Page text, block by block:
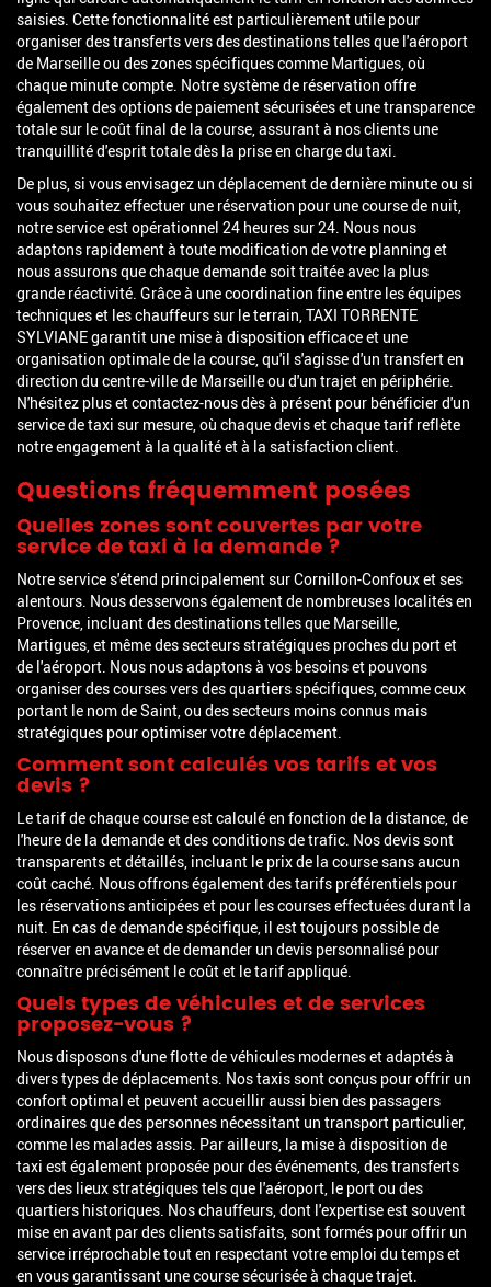
saisies. Cette fonctionnalité est particulièrement utile pour
organiser des transferts vers des destinations telles que l'aéroport
de Marseille ou des zones spécifiques comme Martigues, où
chaque minute compte. Notre système de réservation offre
également des options de paiement sécurisées et une transparence
totale sur le coût final de la course, assurant à nos clients une
tranquillité d'esprit totale dès la prise en charge du taxi.
De plus, si vous envisagez un déplacement de dernière minute ou si
vous souhaitez effectuer une réservation pour une course de nuit,
notre service est opérationnel 24 heures sur 24. Nous nous
adaptons rapidement à toute modification de votre planning et
nous assurons que chaque demande soit traitée avec la plus
grande réactivité. Grâce à une coordination fine entre les équipes
techniques et les chauffeurs sur le terrain, TAXI TORRENTE
SYLVIANE garantit une mise à disposition efficace et une
organisation optimale de la course, qu'il s'agisse d'un transfert en
direction du centre-ville de Marseille ou d'un trajet en périphérie.
N'hésitez plus et contactez-nous dès à présent pour bénéficier d'un
service de taxi sur mesure, où chaque devis et chaque tarif reflète
notre engagement à la qualité et à la satisfaction client.
Questions fréquemment posées
Quelles zones sont couvertes par votre
service de taxi à la demande ?
Notre service s'étend principalement sur Cornillon-Confoux et ses
alentours. Nous desservons également de nombreuses localités en
Provence, incluant des destinations telles que Marseille,
Martigues, et même des secteurs stratégiques proches du port et
de l'aéroport. Nous nous adaptons à vos besoins et pouvons
organiser des courses vers des quartiers spécifiques, comme ceux
portant le nom de Saint, ou des secteurs moins connus mais
stratégiques pour optimiser votre déplacement.
Comment sont calculés vos tarifs et vos
devis ?
Le tarif de chaque course est calculé en fonction de la distance, de
l'heure de la demande et des conditions de trafic. Nos devis sont
transparents et détaillés, incluant le prix de la course sans aucun
coût caché. Nous offrons également des tarifs préférentiels pour
les réservations anticipées et pour les courses effectuées durant la
nuit. En cas de demande spécifique, il est toujours possible de
réserver en avance et de demander un devis personnalisé pour
connaître précisément le coût et le tarif appliqué.
Quels types de véhicules et de services
proposez-vous ?
Nous disposons d'une flotte de véhicules modernes et adaptés à
divers types de déplacements. Nos taxis sont conçus pour offrir un
confort optimal et peuvent accueillir aussi bien des passagers
ordinaires que des personnes nécessitant un transport particulier,
comme les malades assis. Par ailleurs, la mise à disposition de
taxi est également proposée pour des événements, des transferts
vers des lieux stratégiques tels que l'aéroport, le port ou des
quartiers historiques. Nos chauffeurs, dont l'expertise est souvent
mise en avant par des clients satisfaits, sont formés pour offrir un
service irréprochable tout en respectant votre emploi du temps et
en vous garantissant une course sécurisée à chaque trajet.